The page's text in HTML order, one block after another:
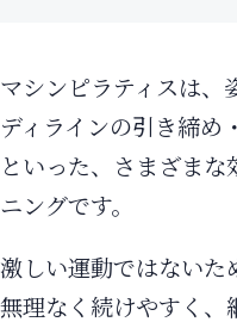
マシンピラティスは、
ディラインの引き締め
といった、さまざま
ニングです。
激しい運動ではないた
無理なく続けやすく